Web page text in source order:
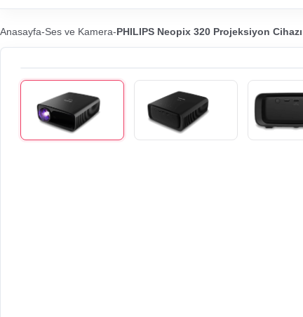
Anasayfa-Ses ve Kamera-PHILIPS Neopix 320 Projeksiyon